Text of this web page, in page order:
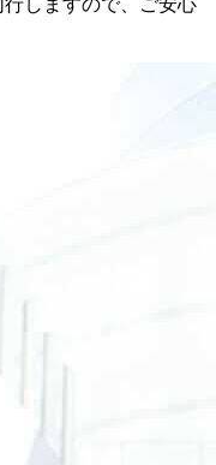
しますので、ご安心